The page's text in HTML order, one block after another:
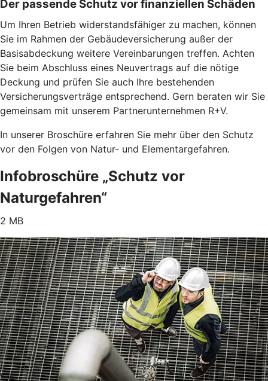
Der passende Schutz vor finanziellen Schäden
Um Ihren Betrieb widerstandsfähiger zu machen, können
Sie im Rahmen der Gebäudeversicherung außer der
Basisabdeckung weitere Vereinbarungen treffen. Achten
Sie beim Abschluss eines Neuvertrags auf die nötige
Deckung und prüfen Sie auch Ihre bestehenden
Versicherungsverträge entsprechend. Gern beraten wir Sie
gemeinsam mit unserem Partnerunternehmen R+V.
In unserer Broschüre erfahren Sie mehr über den Schutz
vor den Folgen von Natur- und Elementargefahren.
Infobroschüre „Schutz vor
Naturgefahren“
2 MB